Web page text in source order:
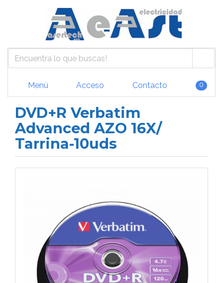
Menú Acceso Contacto 0
DVD+R Verbatim
Advanced AZO 16X/
Tarrina-10uds